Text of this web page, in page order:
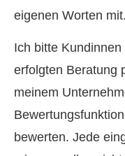
eigenen Worten mit.
Ich bitte
erfolgten Beratung
meinem
bewerten. Jede